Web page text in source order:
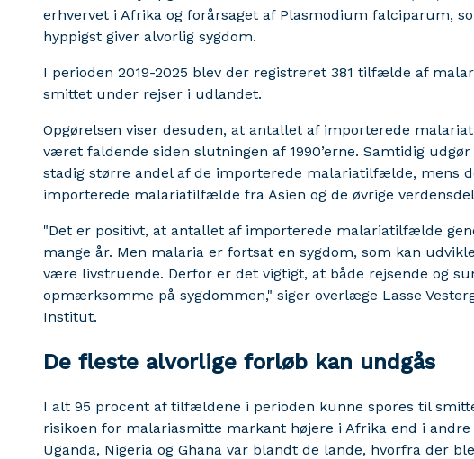
erhvervet i Afrika og forårsaget af Plasmodium falciparum,
hyppigst giver alvorlig sygdom.
I perioden 2019-2025 blev der registreret 381 tilfælde af
smittet under rejser i udlandet.
Opgørelsen viser desuden, at antallet af importerede
været faldende siden slutningen af 1990’erne. Samtidig
stadig større andel af de importerede malariatilfælde, mens
importerede malariatilfælde fra Asien og de øvrige
"Det er positivt, at antallet af importerede malariatilfælde
mange år. Men malaria er fortsat en sygdom, som kan
være livstruende. Derfor er det vigtigt, at både rejsende og
opmærksomme på sygdommen," siger overlæge Lasse
Institut.
De fleste alvorlige forløb kan undgås
I alt 95 procent af tilfældene i perioden kunne spores til
risikoen for malariasmitte markant højere i Afrika end i
Uganda, Nigeria og Ghana var blandt de lande, hvorfra der